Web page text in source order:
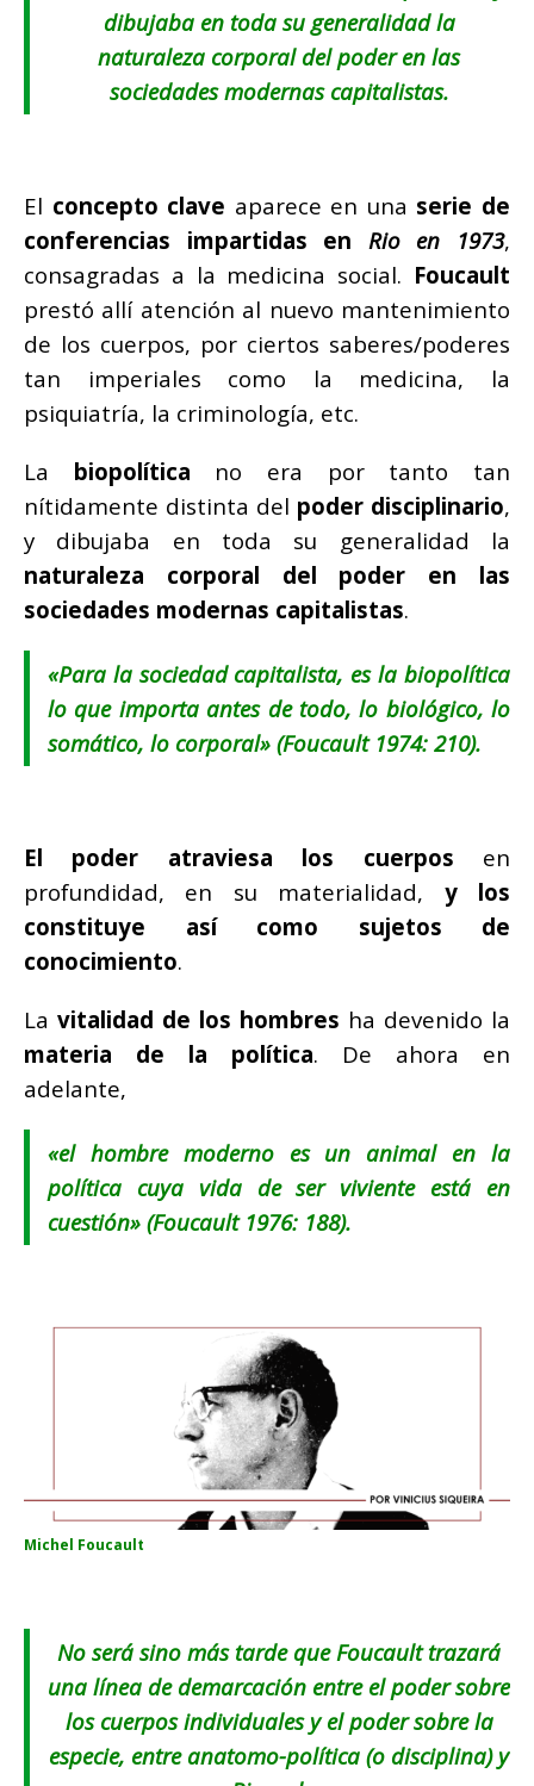
dibujaba en toda su generalidad la
naturaleza corporal del poder en las
sociedades modernas capitalistas.
El concepto clave aparece en una serie de
conferencias impartidas en Rio en 1973,
consagradas a la medicina social. Foucault
prestó allí atención al nuevo mantenimiento
de los cuerpos, por ciertos saberes/poderes
tan imperiales como la medicina, la
psiquiatría, la criminología, etc.
La biopolítica no era por tanto tan
nítidamente distinta del poder disciplinario,
y dibujaba en toda su generalidad la
naturaleza corporal del poder en las
sociedades modernas capitalistas.
«Para la sociedad capitalista, es la biopolítica
lo que importa antes de todo, lo biológico, lo
somático, lo corporal» (Foucault 1974: 210).
El poder atraviesa los cuerpos en
profundidad, en su materialidad, y los
constituye así como sujetos de
conocimiento.
La vitalidad de los hombres ha devenido la
materia de la política. De ahora en
adelante,
«el hombre moderno es un animal en la
política cuya vida de ser viviente está en
cuestión» (Foucault 1976: 188).
Michel Foucault
No será sino más tarde que Foucault trazará
una línea de demarcación entre el poder sobre
los cuerpos individuales y el poder sobre la
especie, entre anatomo-política (o disciplina) y